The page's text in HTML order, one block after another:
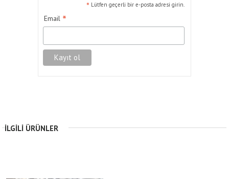
* Lütfen geçerli bir e-posta adresi girin.
Email *
İLGILI ÜRÜNLER